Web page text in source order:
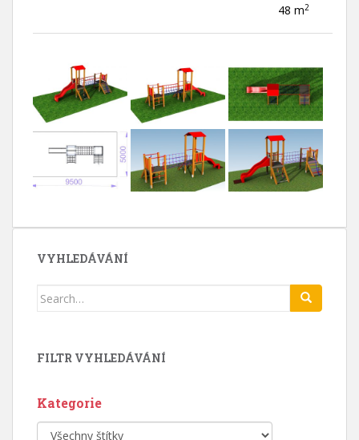
48 m2
VYHLEDÁVÁNÍ
Search
FILTR VYHLEDÁVÁNÍ
Kategorie